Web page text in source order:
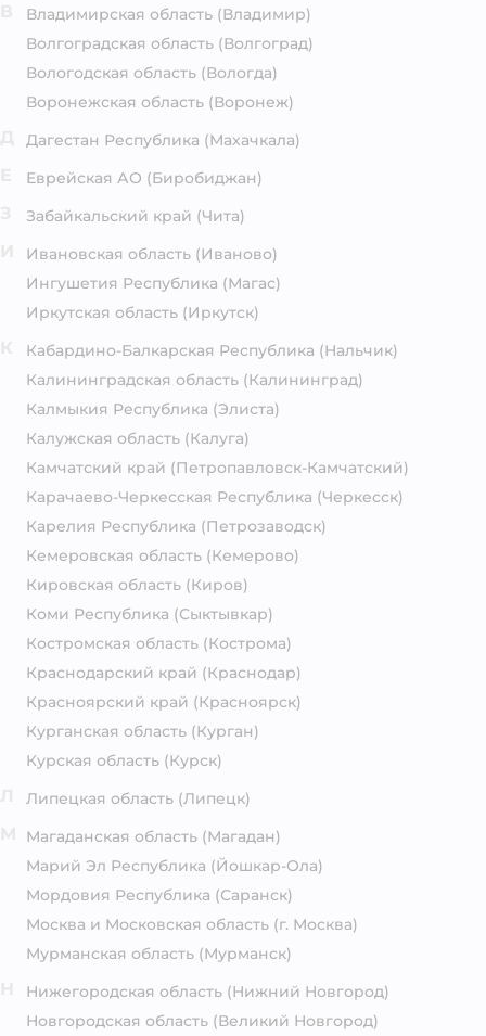
Владимирская область (Владимир)
Волгоградская область (Волгоград)
Вологодская область (Вологда)
Воронежская область (Воронеж)
Дагестан Республика (Махачкала)
Еврейская АО (Биробиджан)
Забайкальский край (Чита)
Ивановская область (Иваново)
Ингушетия Республика (Магас)
Иркутская область (Иркутск)
Кабардино-Балкарская Республика (Нальчик)
Калининградская область (Калининград)
Калмыкия Республика (Элиста)
Калужская область (Калуга)
Камчатский край (Петропавловск-Камчатский)
Карачаево-Черкесская Республика (Черкесск)
Карелия Республика (Петрозаводск)
Кемеровская область (Кемерово)
Кировская область (Киров)
Коми Республика (Сыктывкар)
Костромская область (Кострома)
Краснодарский край (Краснодар)
Красноярский край (Красноярск)
Курганская область (Курган)
Курская область (Курск)
Липецкая область (Липецк)
Магаданская область (Магадан)
Марий Эл Республика (Йошкар-Ола)
Мордовия Республика (Саранск)
Москва и Московская область (г. Москва)
Мурманская область (Мурманск)
Нижегородская область (Нижний Новгород)
Новгородская область (Великий Новгород)